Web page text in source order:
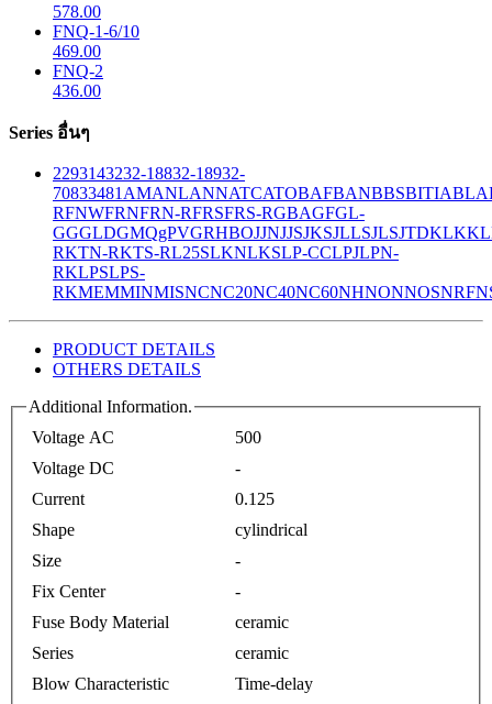
578.00
FNQ-1-6/10
469.00
FNQ-2
436.00
Series อื่นๆ
2293143232-18832-18932-
70833481 AMANLANNATCATOBAFBANBBSBITIABLA
RFNWFRNFRN-RFRSFRS-RGBAGFGL-
GGGLDGMQgPVGRHBOJJNJJSJKSJLLSJLSJTDKLK
RKTN-RKTS-RL25SLKNLKSLP-CCLPJLPN-
RKLPSLPS-
RKMEMMINMISNCNC20NC40NC60NHNONNOSNRF
PRODUCT DETAILS
OTHERS DETAILS
Additional Information.
Voltage AC
500
Voltage DC
-
Current
0.125
Shape
cylindrical
Size
-
Fix Center
-
Fuse Body Material
ceramic
Series
ceramic
Blow Characteristic
Time-delay